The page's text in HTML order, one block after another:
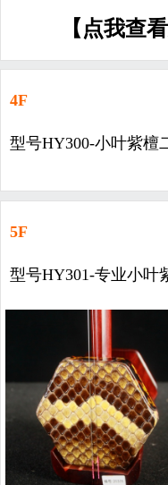
【点我查
4F
型号HY300-小叶紫檀
5F
型号HY301-专业小叶